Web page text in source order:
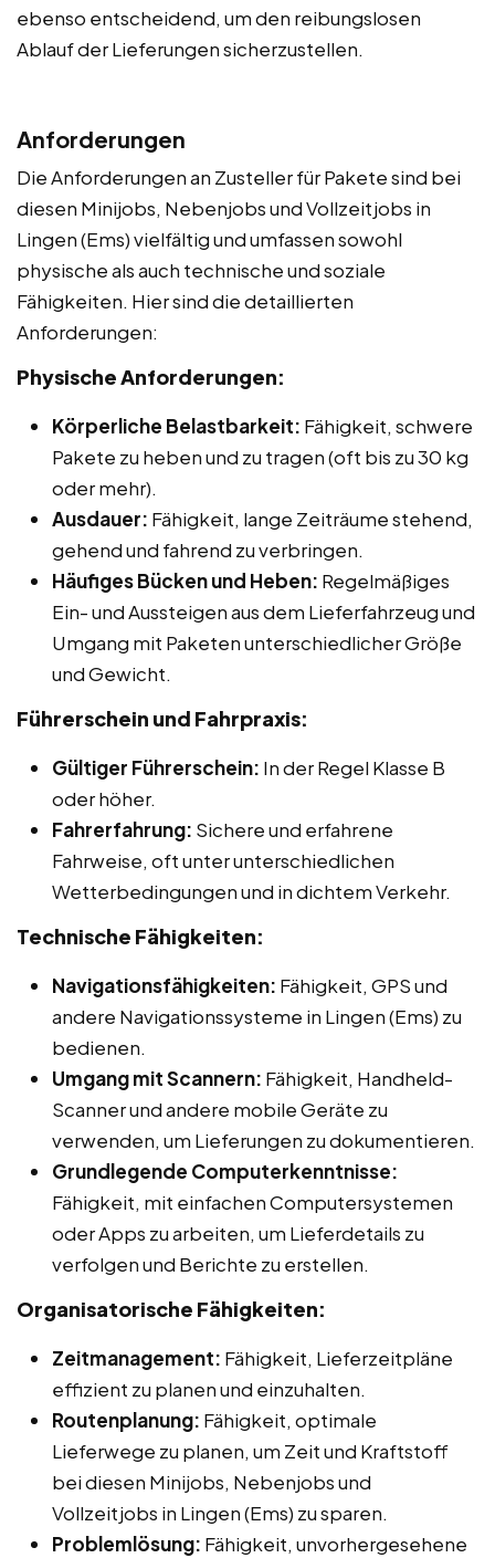
ebenso entscheidend, um den reibungslosen
Ablauf der Lieferungen sicherzustellen.
Anforderungen
Die Anforderungen an Zusteller für Pakete sind bei
diesen Minijobs, Nebenjobs und Vollzeitjobs in
Lingen (Ems) vielfältig und umfassen sowohl
physische als auch technische und soziale
Fähigkeiten. Hier sind die detaillierten
Anforderungen:
Physische Anforderungen:
Körperliche Belastbarkeit: Fähigkeit, schwere
Pakete zu heben und zu tragen (oft bis zu 30 kg
oder mehr).
Ausdauer: Fähigkeit, lange Zeiträume stehend,
gehend und fahrend zu verbringen.
Häufiges Bücken und Heben: Regelmäßiges
Ein- und Aussteigen aus dem Lieferfahrzeug und
Umgang mit Paketen unterschiedlicher Größe
und Gewicht.
Führerschein und Fahrpraxis:
Gültiger Führerschein: In der Regel Klasse B
oder höher.
Fahrerfahrung: Sichere und erfahrene
Fahrweise, oft unter unterschiedlichen
Wetterbedingungen und in dichtem Verkehr.
Technische Fähigkeiten:
Navigationsfähigkeiten: Fähigkeit, GPS und
andere Navigationssysteme in Lingen (Ems) zu
bedienen.
Umgang mit Scannern: Fähigkeit, Handheld-
Scanner und andere mobile Geräte zu
verwenden, um Lieferungen zu dokumentieren.
Grundlegende Computerkenntnisse:
Fähigkeit, mit einfachen Computersystemen
oder Apps zu arbeiten, um Lieferdetails zu
verfolgen und Berichte zu erstellen.
Organisatorische Fähigkeiten:
Zeitmanagement: Fähigkeit, Lieferzeitpläne
effizient zu planen und einzuhalten.
Routenplanung: Fähigkeit, optimale
Lieferwege zu planen, um Zeit und Kraftstoff
bei diesen Minijobs, Nebenjobs und
Vollzeitjobs in Lingen (Ems) zu sparen.
Problemlösung: Fähigkeit, unvorhergesehene